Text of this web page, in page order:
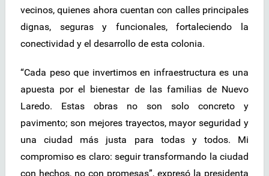
vecinos, quienes ahora cuentan con calles principales
dignas, seguras y funcionales, fortaleciendo la
conectividad y el desarrollo de esta colonia.
“Cada peso que invertimos en infraestructura es una
apuesta por el bienestar de las familias de Nuevo
Laredo. Estas obras no son solo concreto y
pavimento; son mejores trayectos, mayor seguridad y
una ciudad más justa para todas y todos. Mi
compromiso es claro: seguir transformando la ciudad
con hechos, no con promesas”, expresó la presidenta